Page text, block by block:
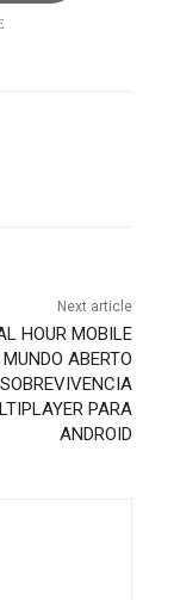
Next article
HOUR MOBILE
ABERTO
PARA
ANDROID